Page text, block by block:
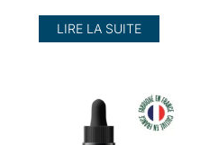
LIRE LA SUITE